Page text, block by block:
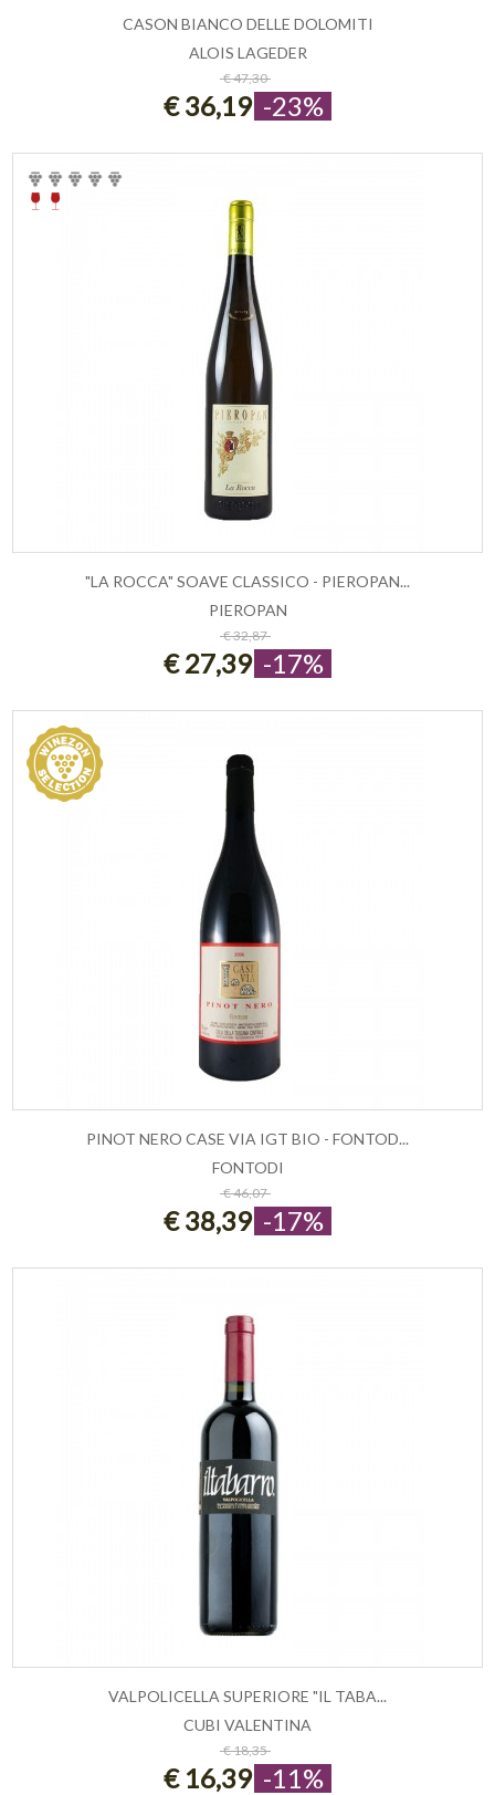
ESAURITO
CASON BIANCO DELLE DOLOMITI
ALOIS LAGEDER
€ 47,30
€ 36,19 -23%
ESAURITO
"LA ROCCA" SOAVE CLASSICO - PIEROPAN...
PIEROPAN
€ 32,87
€ 27,39 -17%
ESAURITO
PINOT NERO CASE VIA IGT BIO - FONTOD...
FONTODI
€ 46,07
€ 38,39 -17%
ESAURITO
VALPOLICELLA SUPERIORE "IL TABA...
CUBI VALENTINA
€ 18,35
€ 16,39 -11%